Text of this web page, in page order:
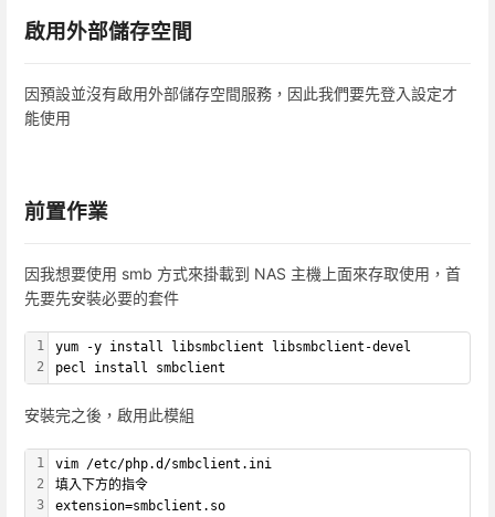
啟用外部儲存空間
因預設並沒有啟用外部儲存空間服務，因此我們要先登入設定才
能使用
前置作業
因我想要使用 smb 方式來掛載到 NAS 主機上面來存取使用，首
先要先安裝必要的套件
1
2
yum -y install libsmbclient libsmbclient-devel
pecl install smbclient
安裝完之後，啟用此模組
1
2
3
vim /etc/php.d/smbclient.ini
填入下方的指令
extension=smbclient.so